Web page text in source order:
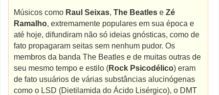
Músicos como Raul Seixas,The Beatles eZé
Ramalho, extremamente populares em sua época e
até hoje, difundiram não só ideias gnósticas, como de
fato propagaram seitas sem nenhum pudor. Os
membros da banda The Beatles e de muitas outras de
seu mesmo tempo e estilo (Rock Psicodélico) eram
de fato usuários de várias substâncias alucinógenas
como o LSD (Dietilamida do Ácido Lisérgico), o DMT